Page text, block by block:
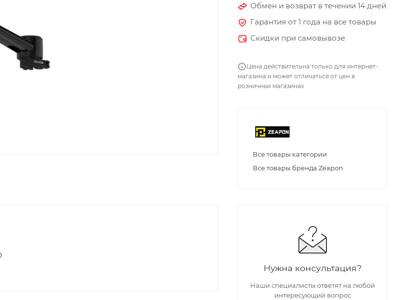
Обмен и возврат в течении 14 дней
Гарантия от 1 года на все товары
Скидки при самовывозе
Цена действительна только для интернет-
магазина и может отличаться от цен в
розничных магазинах
Все товары категории
Все товары бренда Zeapon
Нужна консультация?
Наши специалисты ответят на любой
интересующий вопрос